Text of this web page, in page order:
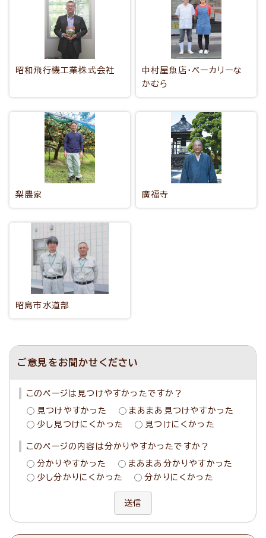
昭和飛行機工業株式会社
中村屋魚店・ベーカリーな
かむら
梨農家 廣福寺
昭島市水道部
ご意見をお聞かせください
このページは見つけやすかったですか？
見つけやすかった
まあまあ見つけやすかった
少し見つけにくかった
見つけにくかった
このページの内容は分かりやすかったですか？
分かりやすかった
まあまあ分かりやすかった
少し分かりにくかった
分かりにくかった
送信